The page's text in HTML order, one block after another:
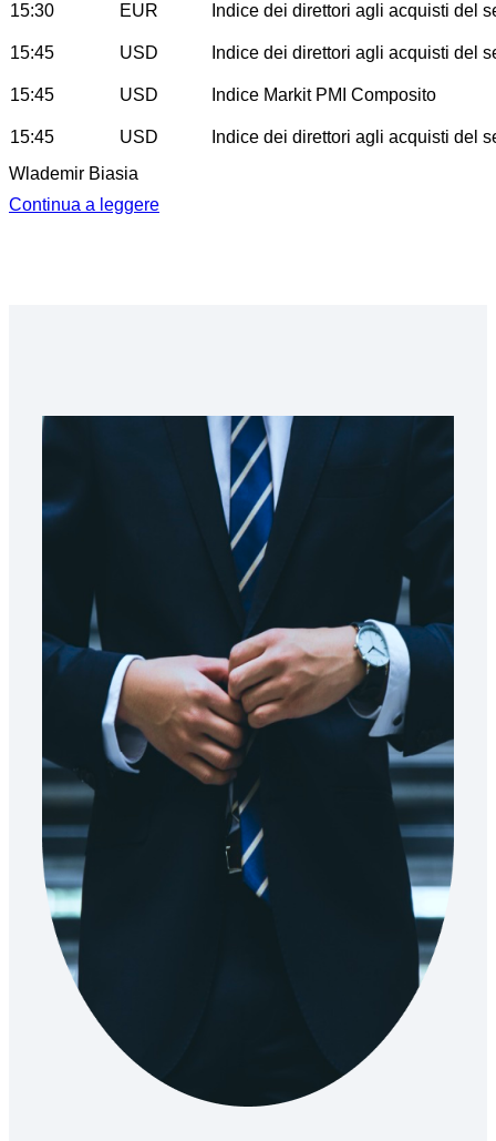
15:30 EUR Indice dei direttori agli acquisti del
15:45 USD Indice dei direttori agli acquisti del
15:45 USD Indice Markit PMI Composito
15:45 USD
Indice dei direttori agli acquisti del
Wlademir Biasia
Continua a leggere